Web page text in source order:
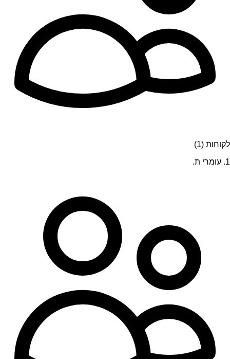
לקוחות (1)
1. עומרי ת.